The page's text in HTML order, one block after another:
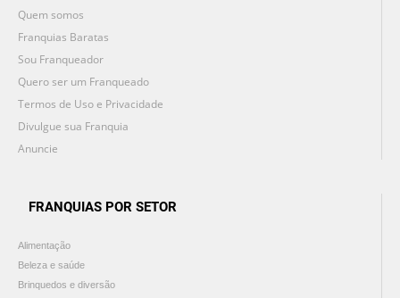
Quem somos
Franquias Baratas
Sou Franqueador
Quero ser um Franqueado
Termos de Uso e Privacidade
Divulgue sua Franquia
Anuncie
FRANQUIAS POR SETOR
Alimentação
Beleza e saúde
Brinquedos e diversão